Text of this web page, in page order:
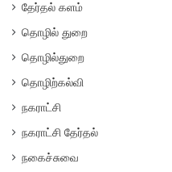
தேர்தல் களம்
தொழில் துறை
தொழில்துறை
தொழிற்கல்வி
நகராட்சி
நகராட்சி தேர்தல்
நகைச்சுவை